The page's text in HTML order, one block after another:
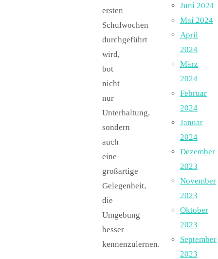
ersten
Schulwochen
durchgeführt
wird,
bot
nicht
nur
Unterhaltung,
sondern
auch
eine
großartige
Gelegenheit,
die
Umgebung
besser
kennenzulernen.
Juni 2024
Mai 2024
April
2024
März
2024
Februar
2024
Januar
2024
Dezember
2023
November
2023
Oktober
2023
September
2023